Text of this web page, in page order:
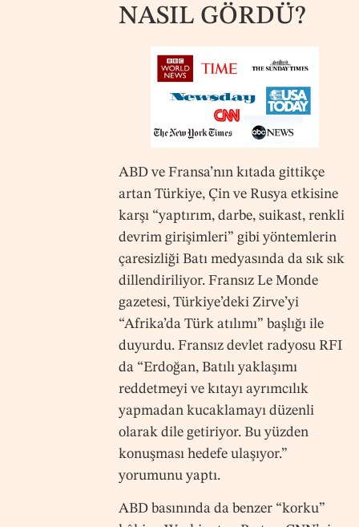
NASIL GÖRDÜ?
ABD ve Fransa’nın kıtada gittikçe
artan Türkiye, Çin ve Rusya etkisine
karşı “yaptırım, darbe, suikast, renkli
devrim girişimleri” gibi yöntemlerin
çaresizliği Batı medyasında da sık sık
dillendiriliyor. Fransız Le Monde
gazetesi, Türkiye’deki Zirve’yi
“Afrika’da Türk atılımı” başlığı ile
duyurdu. Fransız devlet radyosu RFI
da “Erdoğan, Batılı yaklaşımı
reddetmeyi ve kıtayı ayrımcılık
yapmadan kucaklamayı düzenli
olarak dile getiriyor. Bu yüzden
konuşması hedefe ulaşıyor.”
yorumunu yaptı.
ABD basınında da benzer “korku”